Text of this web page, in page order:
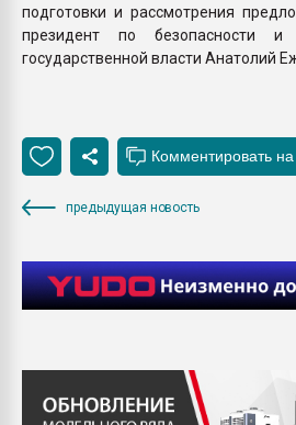
подготовки и рассмотрения
президент по безопасности
государственной власти Анатолий
предыдущая новость